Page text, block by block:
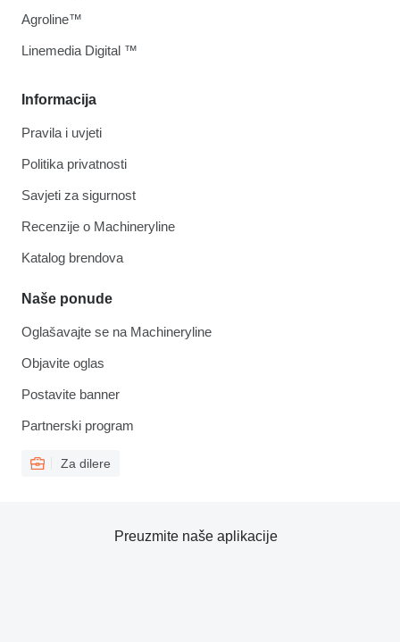
Informacija
Pravila i uvjeti
Politika privatnosti
Savjeti za sigurnost
Recenzije o Machineryline
Katalog brendova
Naše ponude
Oglašavajte se na Machineryline
Objavite oglas
Postavite banner
Partnerski program
Za dilere
Agroline™
Linemedia Digital ™
Preuzmite naše aplikacije